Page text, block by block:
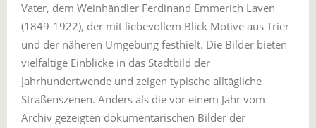
Vater, dem Weinhändler Ferdinand Emmerich Laven
(1849-1922), der mit liebevollem Blick Motive aus Trier
und der näheren Umgebung festhielt. Die Bilder bieten
vielfältige Einblicke in das Stadtbild der
Jahrhundertwende und zeigen typische alltägliche
Straßenszenen. Anders als die vor einem Jahr vom
Archiv gezeigten dokumentarischen Bilder der